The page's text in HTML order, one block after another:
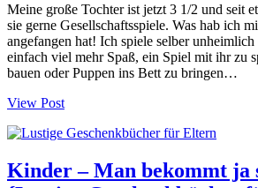
Meine große Tochter ist jetzt 3 1/2 und seit
sie gerne Gesellschaftsspiele. Was hab ich
angefangen hat! Ich spiele selber
einfach viel mehr Spaß, ein Spiel mit ihr zu
bauen oder Puppen ins Bett zu bringen…
View Post
Kinder – Man bekommt ja